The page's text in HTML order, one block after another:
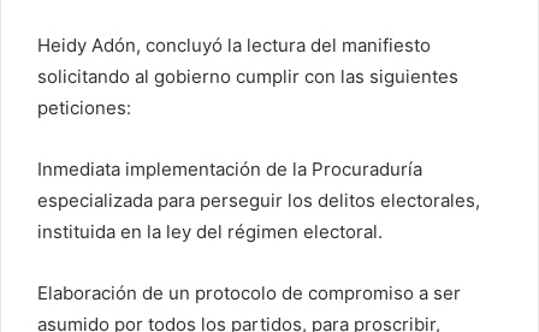
Heidy Adón, concluyó la lectura del manifiesto
solicitando al gobierno cumplir con las siguientes
peticiones:
Inmediata implementación de la Procuraduría
especializada para perseguir los delitos electorales,
instituida en la ley del régimen electoral.
Elaboración de un protocolo de compromiso a ser
asumido por todos los partidos, para proscribir,